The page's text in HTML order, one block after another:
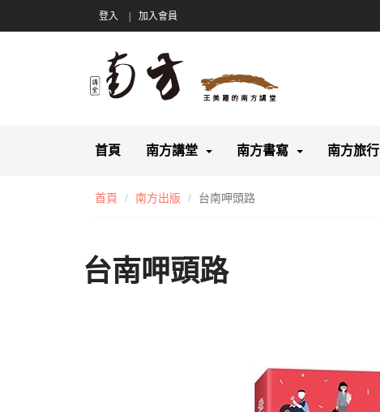
登入 加入會員
首頁 南方講堂 南方書寫 南方旅行
首頁 南方出版 台南呷頭路
台南呷頭路